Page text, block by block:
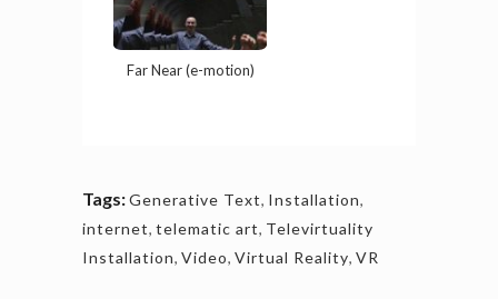
Far Near (e-motion)
Tags:Generative Text, Installation,
internet, telematic art, Televirtuality
Installation, Video, Virtual Reality, VR